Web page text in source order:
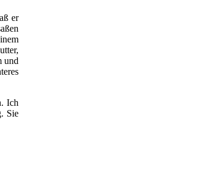
er
und
Ich
Sie